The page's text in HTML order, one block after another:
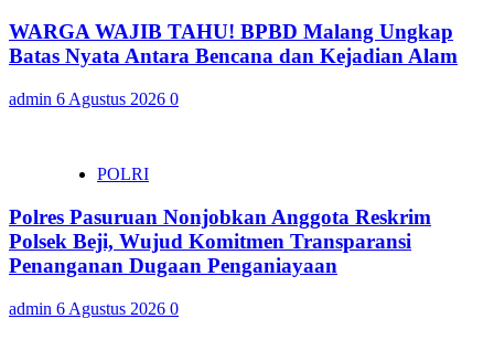
WARGA WAJIB TAHU! BPBD Malang Ungkap
Batas Nyata Antara Bencana dan Kejadian Alam
admin 6 Agustus 2026 0
POLRI
Polres Pasuruan Nonjobkan Anggota Reskrim
Polsek Beji, Wujud Komitmen Transparansi
Penanganan Dugaan Penganiayaan
admin 6 Agustus 2026 0